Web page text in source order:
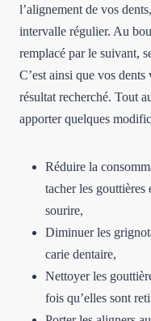
l’alignement de vos
intervalle régulier. Au
remplacé par le suivant,
C’est ainsi que vos
résultat recherché. Tout
apporter quelques
Réduire la
tacher les gouttières
sourire,
Diminuer les
carie dentaire,
Nettoyer les
fois qu’elles sont